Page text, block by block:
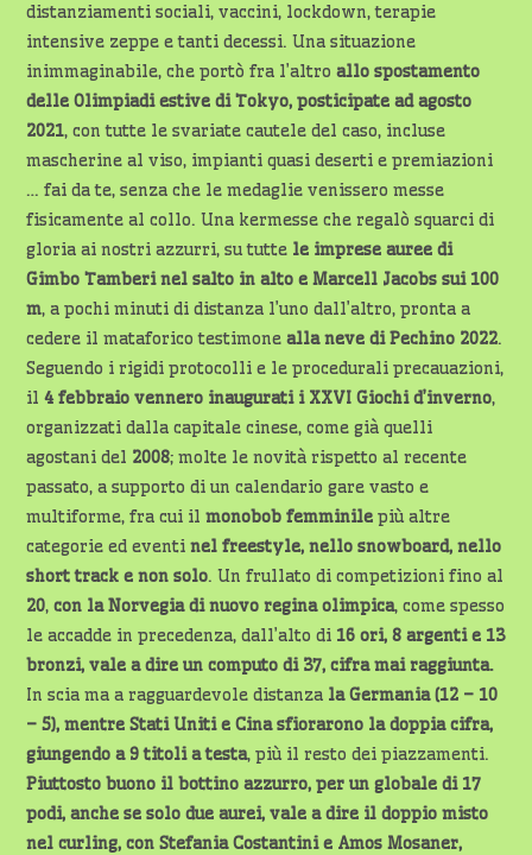
distanziamenti sociali, vaccini, lockdown, terapie
intensive zeppe e tanti decessi. Una situazione
inimmaginabile, che portò fra l’altroallo spostamento
delle Olimpiadi estive di Tokyo, posticipate ad agosto
2021, con tutte le svariate cautele del caso, incluse
mascherine al viso, impianti quasi deserti e premiazioni
… fai da te, senza che le medaglie venissero messe
fisicamente al collo. Una kermesse che regalò squarci di
gloria ai nostri azzurri, su tutte le imprese auree di
Gimbo Tamberi nel salto in alto e Marcell Jacobs sui 100
m, a pochi minuti di distanza l’uno dall’altro, pronta a
cedere il mataforico testimonealla neve di Pechino 2022.
Seguendo i rigidi protocolli e le procedurali precauazioni,
il4 febbraio vennero inaugurati i XXVI Giochi d’inverno,
organizzati dalla capitale cinese, come già quelli
agostani del 2008; molte le novità rispetto al recente
passato, a supporto di un calendario gare vasto e
multiforme, fra cui ilmonobob femminile più altre
categorie ed eventinel freestyle, nello snowboard, nello
short track e non solo. Un frullato di competizioni fino al
20,con la Norvegia di nuovo regina olimpica, come spesso
le accadde in precedenza, dall’alto di 16 ori, 8 argenti e 13
bronzi, vale a dire un computo di 37, cifra mai raggiunta.
In scia ma a ragguardevole distanza la Germania (12 – 10
– 5), mentre Stati Uniti e Cina sfiorarono la doppia cifra,
giungendo a 9 titoli a testa, più il resto dei piazzamenti.
Piuttosto buono il bottino azzurro, per un globale di 17
podi, anche se solo due aurei, vale a dire il doppio misto
nel curling, con Stefania Costantini e Amos Mosaner,